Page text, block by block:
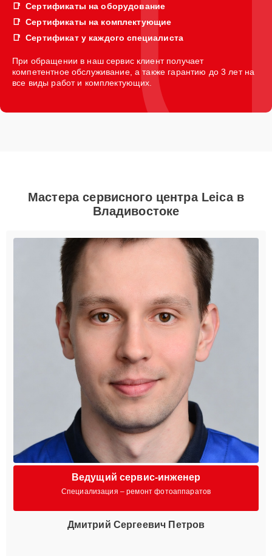
Сертификаты на оборудование
Сертификаты на комплектующие
Сертификат у каждого специалиста
При обращении в наш сервис клиент получает
компетентное обслуживание, а также гарантию до 3 лет на
все виды работ и комплектующих.
Мастера сервисного центра Leica в
Владивостоке
Ведущий сервис-инженер
Специализация – ремонт фотоаппаратов
Дмитрий Сергеевич Петров